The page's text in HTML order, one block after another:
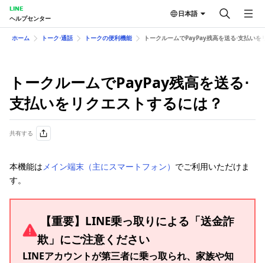
LINE
ヘルプセンター
日本語
ホーム トーク⋅通話 トークの便 利機能 トークルームでPayPay残高を送る⋅支払いを
トークルームでPayPay残高を送る⋅
支払いをリクエストするには？
共有する
本機能はメイン端末（主にスマートフォン） でご利用いただけま
す。
【重要】LINE乗っ取りによる「送金詐
欺」にご注意ください
LINEアカウントが第三者に乗っ取られ、家族や知